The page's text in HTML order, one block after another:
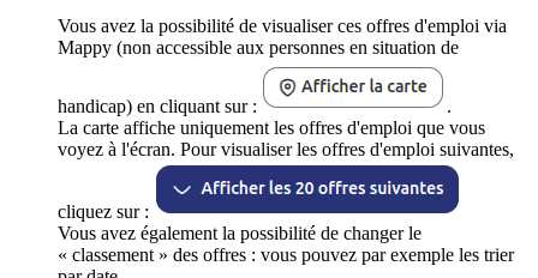
Vous avez la possibilité de visualiser ces offres d'emploi via
Mappy (non accessible aux personnes en situation de
handicap) en cliquant sur :
.
La carte affiche uniquement les offres d'emploi que vous
voyez à l'écran. Pour visualiser les offres d'emploi suivantes,
cliquez sur :
Vous avez également la possibilité de changer le
« classement » des offres : vous pouvez par exemple les trier